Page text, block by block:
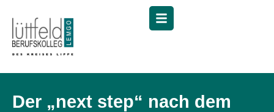
Menü
Der „next step“ nach dem